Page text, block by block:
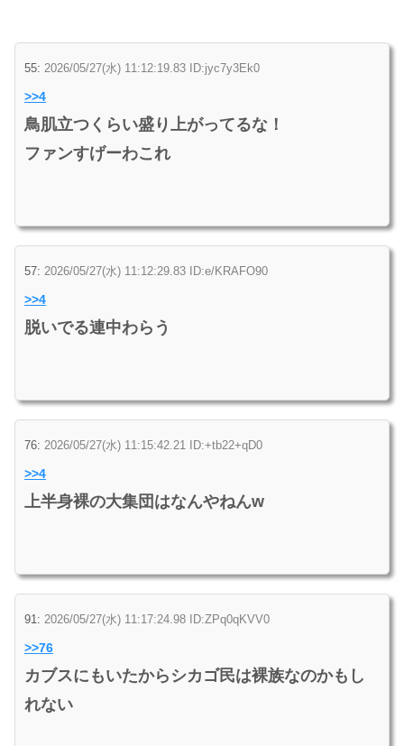
55: 2026/05/27(水) 11:12:19.83 ID:jyc7y3Ek0
>>4
鳥肌立つくらい盛り上がってるな！
ファンすげーわこれ
57: 2026/05/27(水) 11:12:29.83 ID:e/KRAFO90
>>4
脱いでる連中わらう
76: 2026/05/27(水) 11:15:42.21 ID:+tb22+qD0
>>4
上半身裸の大集団はなんやねんw
91: 2026/05/27(水) 11:17:24.98 ID:ZPq0qKVV0
>>76
カブスにもいたからシカゴ民は裸族なのかもし
れない